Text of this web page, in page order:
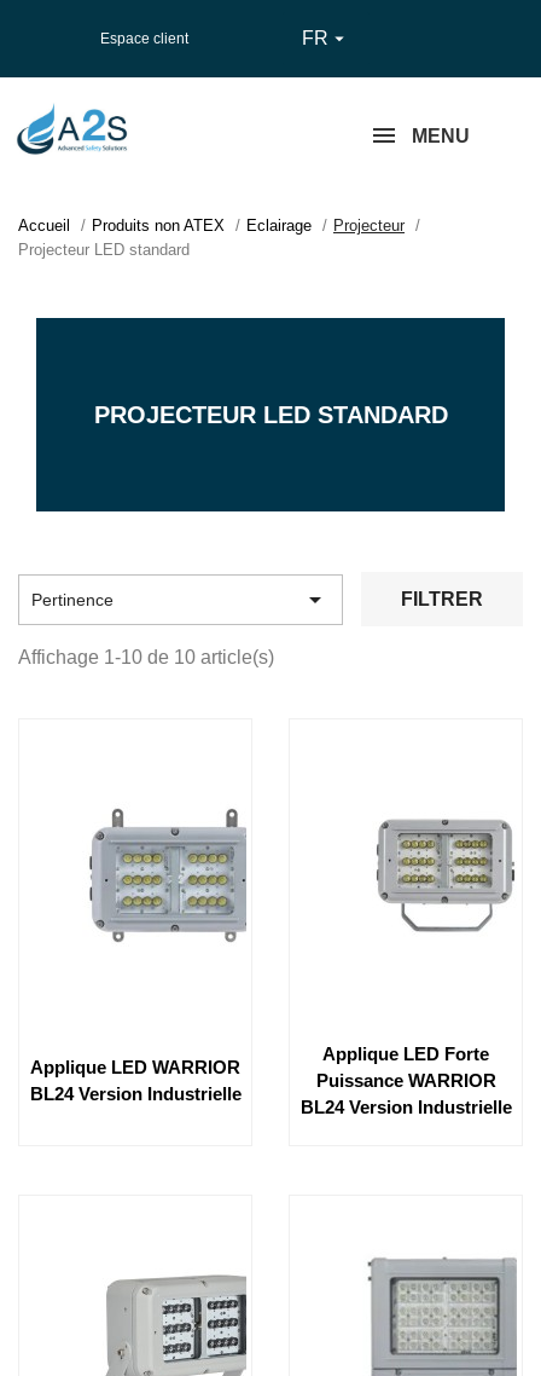
Espace client FR 
MENU
Accueil Produits non ATEX Eclairage
Projecteur
Projecteur LED standard
PROJECTEUR LED STANDARD
Pertinence  FILTRER
Affichage 1-10 de 10 article(s)
Applique LED WARRIOR
BL24 Version Industrielle
Applique LED Forte
Puissance WARRIOR
BL24 Version Industrielle